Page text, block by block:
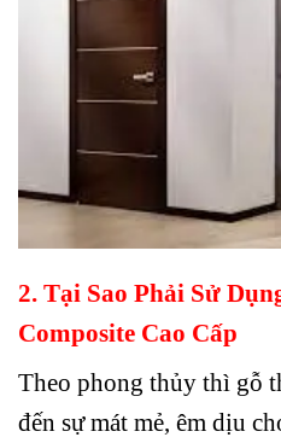
2. Tại Sao Phải Sử
Composite Cao Cấp
Theo phong thủy thì gỗ
đến sự mát mẻ, êm dịu